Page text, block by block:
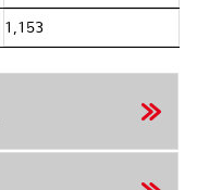
1,153